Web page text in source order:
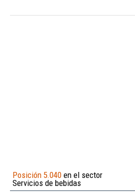
Posición 5.040 en el sector
Servicios de bebidas